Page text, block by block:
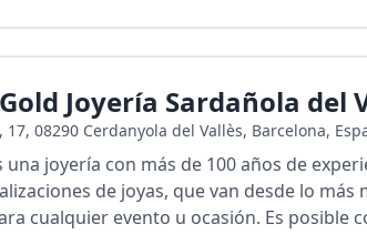
Joyería Sardañola del
08290 Cerdanyola del Vallès, Barcelona,
una joyería con más de 100 años de
de joyas, que van desde lo
cualquier evento u ocasión. Es